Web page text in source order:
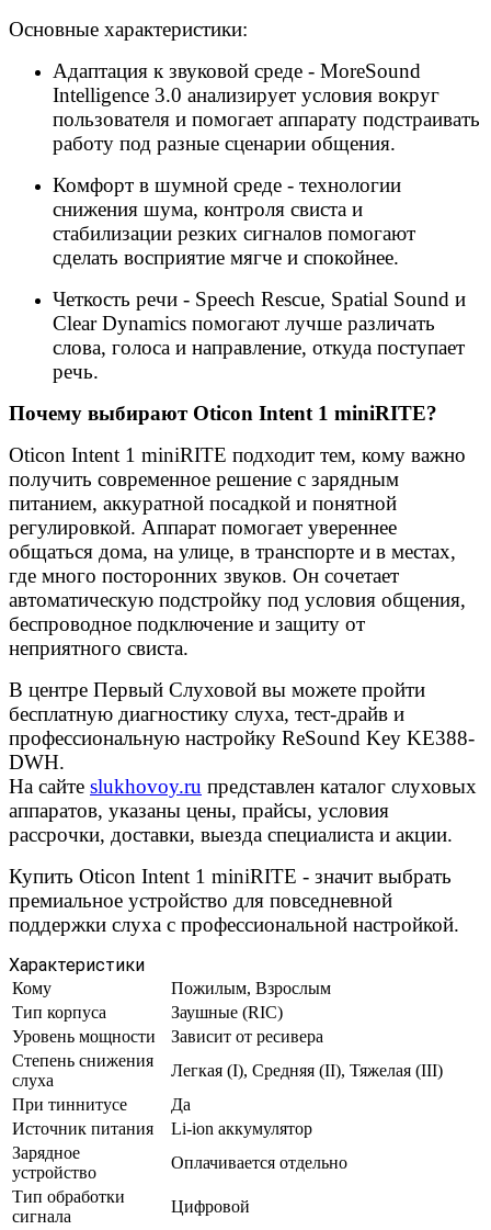
Основные характеристики:
Адаптация к звуковой среде - MoreSound
Intelligence 3.0 анализирует условия вокруг
пользователя и помогает аппарату подстраивать
работу под разные сценарии общения.
Комфорт в шумной среде - технологии
снижения шума, контроля свиста и
стабилизации резких сигналов помогают
сделать восприятие мягче и спокойнее.
Четкость речи - Speech Rescue, Spatial Sound и
Clear Dynamics помогают лучше различать
слова, голоса и направление, откуда поступает
речь.
Почему выбирают Oticon Intent 1 miniRITE?
Oticon Intent 1 miniRITE подходит тем, кому важно
получить современное решение с зарядным
питанием, аккуратной посадкой и понятной
регулировкой. Аппарат помогает увереннее
общаться дома, на улице, в транспорте и в местах,
где много посторонних звуков. Он сочетает
автоматическую подстройку под условия общения,
беспроводное подключение и защиту от
неприятного свиста.
В центре Первый Слуховой вы можете пройти
бесплатную диагностику слуха, тест-драйв и
профессиональную настройку ReSound Key KE388-
DWH.
На сайте slukhovoy.ru представлен каталог слуховых
аппаратов, указаны цены, прайсы, условия
рассрочки, доставки, выезда специалиста и акции.
Купить Oticon Intent 1 miniRITE - значит выбрать
премиальное устройство для повседневной
поддержки слуха с профессиональной настройкой.
Характеристики
Кому
Пожилым, Взрослым
Тип корпуса
Заушные (RIC)
Уровень мощности
Зависит от ресивера
Степень снижения
слуха
Легкая (I), Средняя (II), Тяжелая (III)
При тиннитусе
Да
Источник питания
Li-ion аккумулятор
Зарядное
устройство
Оплачивается отдельно
Тип обработки
сигнала
Цифровой